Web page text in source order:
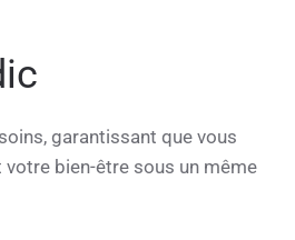
garantissant que vous
bien-être sous un même